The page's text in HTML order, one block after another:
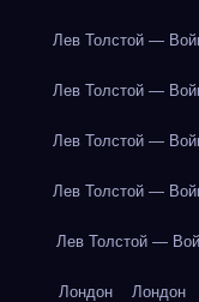
Лев Толстой —
Лев Толстой —
Лев Толстой —
Лев Толстой —
Лев Толстой —
Лондон Лондон